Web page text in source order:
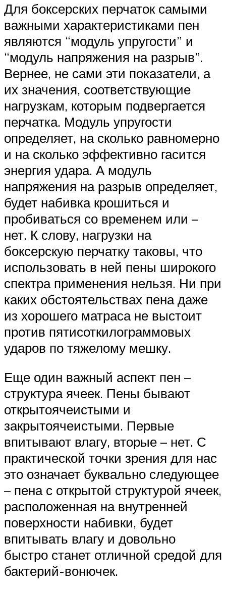
Для боксерских перчаток самыми
важными характеристиками пен
являются “модуль упругости” и
“модуль напряжения на разрыв”.
Вернее, не сами эти показатели, а
их значения, соответствующие
нагрузкам, которым подвергается
перчатка. Модуль упругости
определяет, на сколько равномерно
и на сколько эффективно гасится
энергия удара. А модуль
напряжения на разрыв определяет,
будет набивка крошиться и
пробиваться со временем или –
нет. К слову, нагрузки на
боксерскую перчатку таковы, что
использовать в ней пены широкого
спектра применения нельзя. Ни при
каких обстоятельствах пена даже
из хорошего матраса не выстоит
против пятисоткилограммовых
ударов по тяжелому мешку.
Еще один важный аспект пен –
структура ячеек. Пены бывают
открытоячеистыми и
закрытоячеистыми. Первые
впитывают влагу, вторые – нет. С
практической точки зрения для нас
это означает буквально следующее
– пена с открытой структурой ячеек,
расположенная на внутренней
поверхности набивки, будет
впитывать влагу и довольно
быстро станет отличной средой для
бактерий-вонючек.